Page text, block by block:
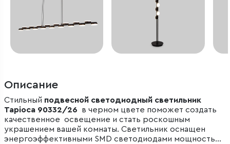
Описание
Стильный подвесной светодиодный светильник
Tapioca 90332/26
в черном цвете поможет создать
качественное освещение и стать роскошным
украшением вашей комнаты. Светильник оснащен
энергоэффективными SMD светодиодами мощностью